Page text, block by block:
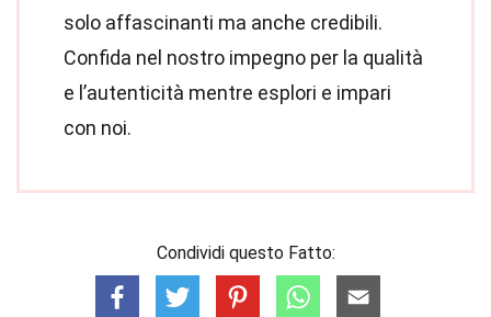
solo affascinanti ma anche credibili.
Confida nel nostro impegno per la qualità
e l’autenticità mentre esplori e impari
con noi.
Condividi questo Fatto: